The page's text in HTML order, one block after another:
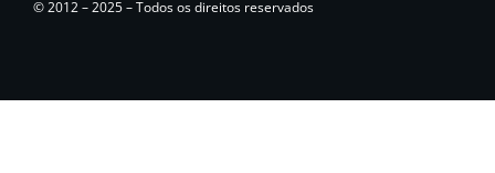
© 2012 – 2025 – Todos os direitos reservados